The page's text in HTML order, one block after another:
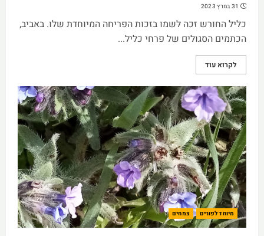
31 במרץ 2023
כליל החורש זכה לשמו בזכות הפריחה המיוחדת שלו. באביב,
הכתמים הסגולים של פרחי כליל...
לקרוא עוד
מיוחד לפורים צמחים